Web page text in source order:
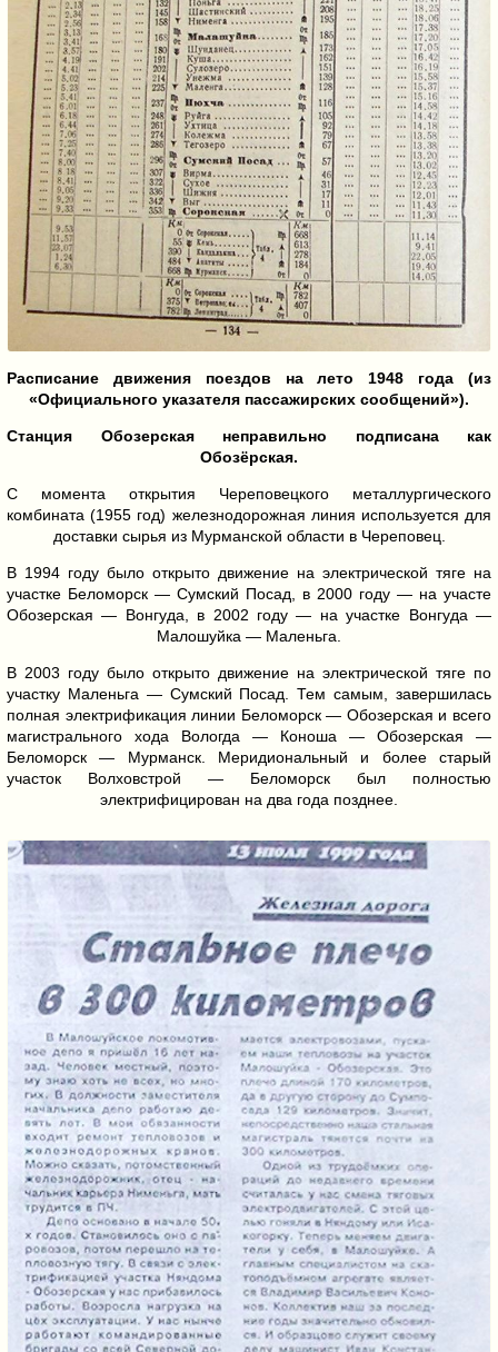
Расписание движения поездов на лето 1948 года (из
«Официального указателя пассажирских сообщений»).
Станция Обозерская неправильно подписана как
Обозёрская.
С момента открытия Череповецкого металлургического
комбината (1955 год) железнодорожная линия используется для
доставки сырья из Мурманской области в Череповец.
В 1994 году было открыто движение на электрической тяге на
участке Беломорск — Сумский Посад, в 2000 году — на участе
Обозерская — Вонгуда, в 2002 году — на участке Вонгуда —
Малошуйка — Маленьга.
В 2003 году было открыто движение на электрической тяге по
участку Маленьга — Сумский Посад. Тем самым, завершилась
полная электрификация линии Беломорск — Обозерская и всего
магистрального хода Вологда — Коноша — Обозерская —
Беломорск — Мурманск. Меридиональный и более старый
участок Волховстрой — Беломорск был полностью
электрифицирован на два года позднее.